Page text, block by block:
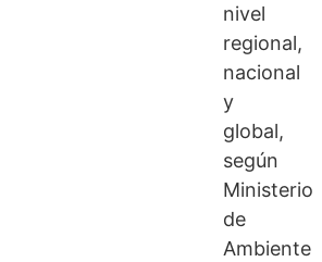
nivel
regional,
nacional
y
global,
según
Ministerio
de
Ambiente